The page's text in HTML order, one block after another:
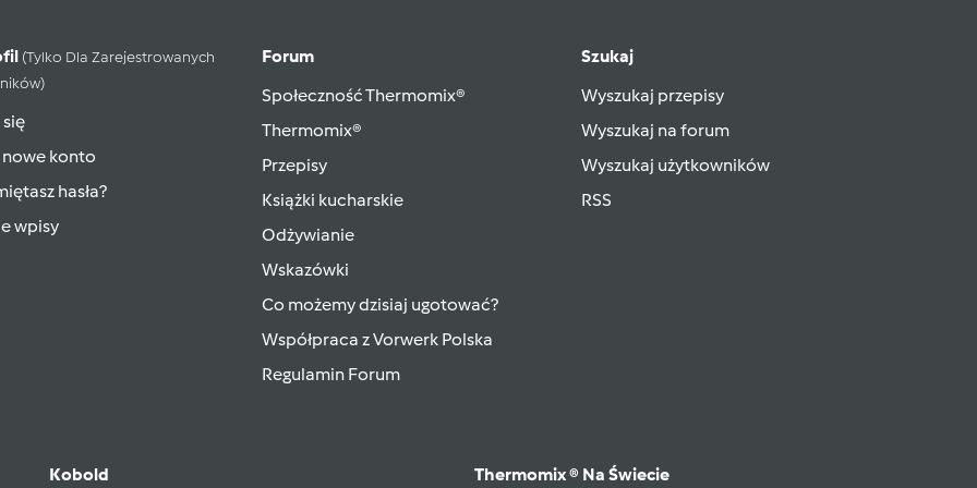
(tylko Dla Zarejestrowanych
konto
hasła?
wpisy
Forum
Społeczność Thermomix®
Thermomix®
Przepisy
Książki kucharskie
Odżywianie
Wskazówki
Co możemy dzisiaj ugotować?
Współpraca z Vorwerk Polska
Regulamin Forum
Szukaj
Wyszukaj przepisy
Wyszukaj na forum
Wyszukaj użytkowników
RSS
Kobold Thermomix ® Na Świecie